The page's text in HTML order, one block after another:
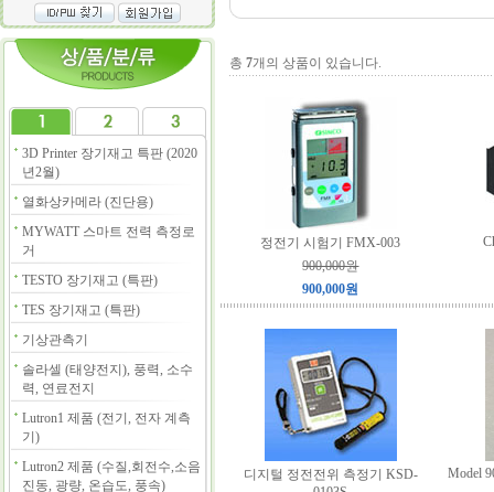
3D Printer 장기재고 특판 (2020
년2월)
열화상카메라 (진단용)
MYWATT 스마트 전력 측정로
거
TESTO 장기재고 (특판)
TES 장기재고 (특판)
기상관측기
솔라셀 (태양전지), 풍력, 소수
력, 연료전지
Lutron1 제품 (전기, 전자 계측
기)
Lutron2 제품 (수질,회전수,소음
진동, 광량, 온습도, 풍속)
총 7개의 상품이 있습니다.
정전기 시험기 FMX-003
900,000원
900,000원
디지털 정전전위 측정기 KSD-
Model